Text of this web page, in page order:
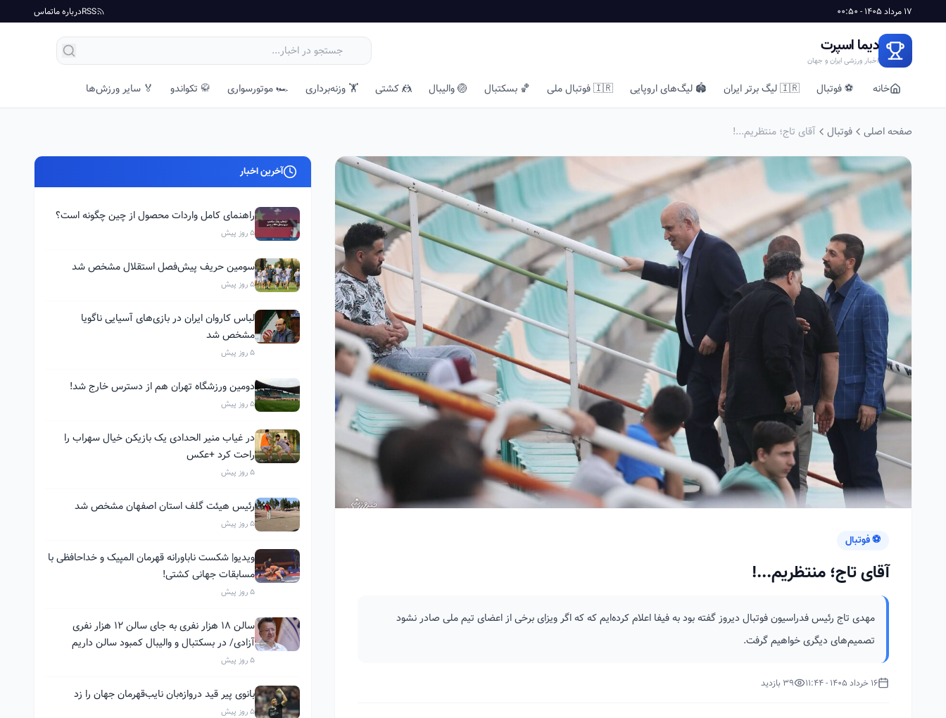
17 مرداد 1405 - 00:50 RSSدرباره ماتماس
دیما اسپرت
اخبار ورزشی ایران و جهان
خانه ⚽ فوتبال 🇮🇷 لیگ برتر ایران 🏟️ لیگ‌های اروپایی 🇮🇷 فوتبال ملی 🏀 بسکتبال 🏐 والیبال 🤼 کشتی 🏋️ وزنه‌برداری 🏎️ موتورسواری 🥋 تکواندو 🏅 سایر ورزش‌ها
صفحه اصلی فوتبال آقای تاج؛ منتظریم...!
⚽ فوتبال
آقای تاج؛ منتظریم...!
مهدی تاج رئیس فدراسیون فوتبال دیروز گفته بود به فیفا اعلام کرده‌ایم که که اگر ویزای برخی از اعضای تیم ملی صادر نشود
تصمیم‌های دیگری خواهیم گرفت.
16 خرداد 1405 - 11:44 39 بازدید
آخرین اخبار
راهنمای کامل واردات محصول از چین چگونه است؟
5 روز پیش
سومین حریف پیش‌فصل استقلال مشخص شد
5 روز پیش
لباس کاروان ایران در بازی‌های آسیایی ناگویا
مشخص شد
5 روز پیش
دومین ورزشگاه تهران هم از دسترس خارج شد!
5 روز پیش
در غیاب منیر الحدادی یک بازیکن خیال سهراب را
راحت کرد +عکس
5 روز پیش
رئیس هیئت گلف استان اصفهان مشخص شد
5 روز پیش
ویدیو| شکست ناباورانه قهرمان المپیک و خداحافظی با
مسابقات جهانی کشتی!
5 روز پیش
سالن ۱۸ هزار نفری به جای سالن ۱۲ هزار نفری
آزادی/ در بسکتبال و والیبال کمبود سالن داریم
5 روز پیش
بانوی پیر قید دروازه‌بان نایب‌قهرمان جهان را زد
5 روز پیش